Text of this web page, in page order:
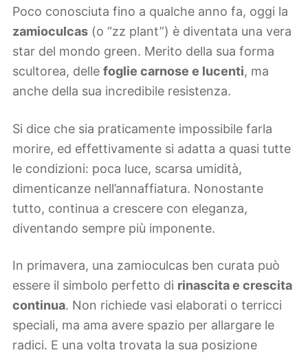
Poco conosciuta fino a qualche anno fa, oggi la
zamioculcas (o “zz plant”) è diventata una vera
star del mondo green. Merito della sua forma
scultorea, delle foglie carnose e lucenti, ma
anche della sua incredibile resistenza.
Si dice che sia praticamente impossibile farla
morire, ed effettivamente si adatta a quasi tutte
le condizioni: poca luce, scarsa umidità,
dimenticanze nell’annaffiatura. Nonostante
tutto, continua a crescere con eleganza,
diventando sempre più imponente.
In primavera, una zamioculcas ben curata può
essere il simbolo perfetto di rinascita e crescita
continua. Non richiede vasi elaborati o terricci
speciali, ma ama avere spazio per allargare le
radici. E una volta trovata la sua posizione